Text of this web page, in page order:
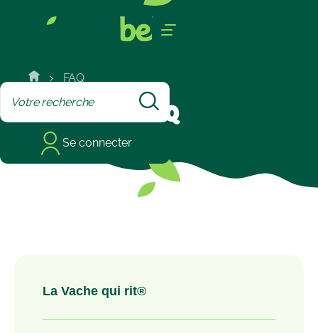
Se connecter
FAQ
FAQ
La Vache qui rit®
Cookies management panel